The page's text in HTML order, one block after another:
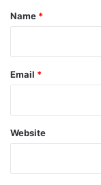
*
Name *
Email *
Website